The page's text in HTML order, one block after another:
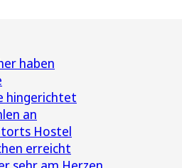
haben
hingerichtet
an
Hostel
erreicht